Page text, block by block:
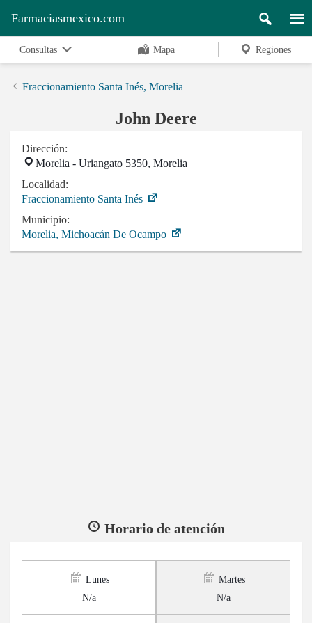
Farmaciasmexico.com
Consultas Mapa Regiones
Fraccionamiento Santa Inés, Morelia
John Deere
Dirección:
Morelia - Uriangato 5350, Morelia
Localidad:
Fraccionamiento Santa Inés
Municipio:
Morelia, Michoacán De Ocampo
Horario de atención
Lunes
N/a
Martes
N/a